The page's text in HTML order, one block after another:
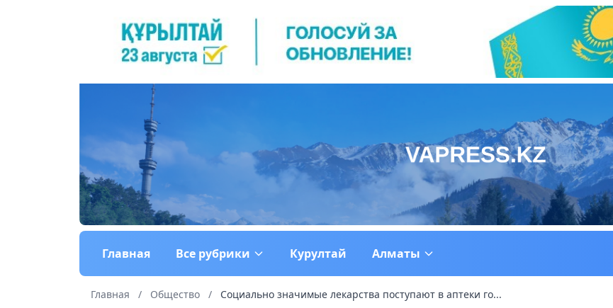
Главная Все рубрики Курултай Алматы
Главная / Общество / Социально значимые лекарства поступают в аптеки го...